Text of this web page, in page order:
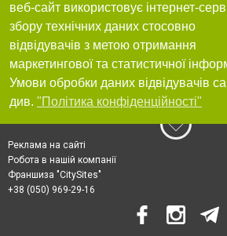
веб-сайт використовує інтернет-
збору технічних даних стосовно
відвідувачів з метою отримання
маркетингової та статистичної
Умови обробки даних відвідувачів
див. "Політика конфіденційності"
Реклама на сайті
Робота в нашій компанії
Франшиза "CitySites"
+38 (050) 969-29-16